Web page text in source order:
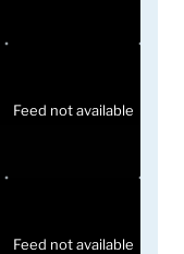
Feed not available
Feed not available